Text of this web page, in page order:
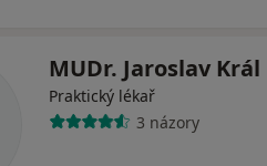
MUDr. Jaroslav Král
Praktický lékař
3 názory